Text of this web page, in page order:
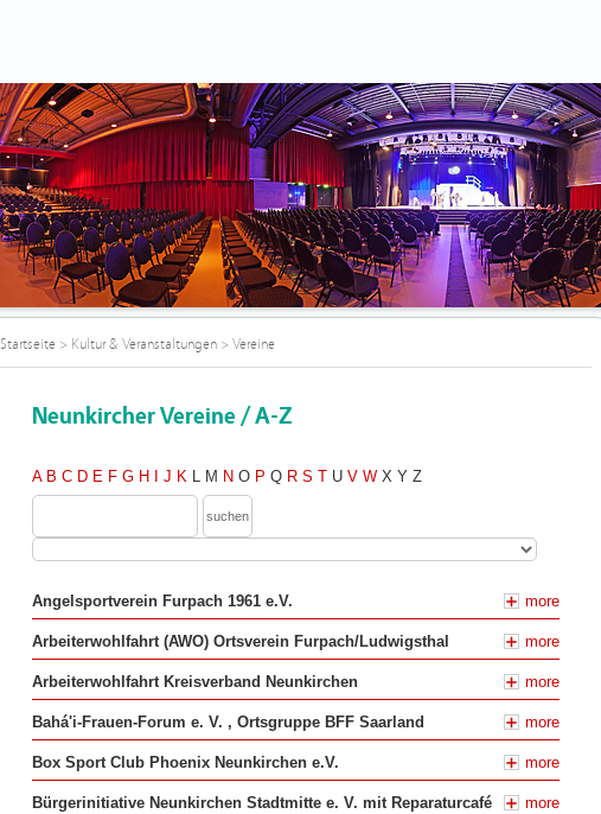
Startseite> Kultur & Veranstaltungen> Vereine
Neunkircher Vereine / A-Z
A B C D E F G H J K L M N O P Q R S T U V W X Y Z
Angelsportverein Furpach 1961 e.V. more
Arbeiterwohlfahrt (AWO) Ortsverein Furpach/Ludwigsthal more
Arbeiterwohlfahrt Kreisverband Neunkirchen more
Bahá'i-Frauen-Forum e. V. , Ortsgruppe BFF Saarland more
Box Sport Club Phoenix Neunkirchen e.V. more
Bürgerinitiative Neunkirchen Stadtmitte e. V. mit Reparaturcafé more